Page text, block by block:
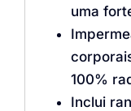
uma
100%
Inclui